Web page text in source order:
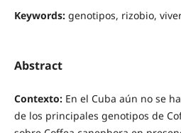
Keywords: genotipos, rizobio,
Abstract
Contexto:En el Cuba aún no se
de los principales genotipos de